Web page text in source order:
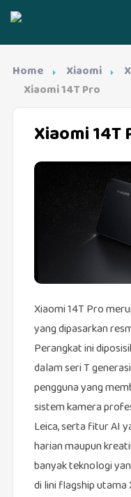
Home Xiaomi
Xiaomi 14T Pro
Xiaomi 14T
Xiaomi 14T Pro
yang dipasarkan
Perangkat ini
dalam seri T
pengguna yang
sistem kamera
Leica, serta fitur AI
harian maupun
banyak teknologi
di lini flagship utama